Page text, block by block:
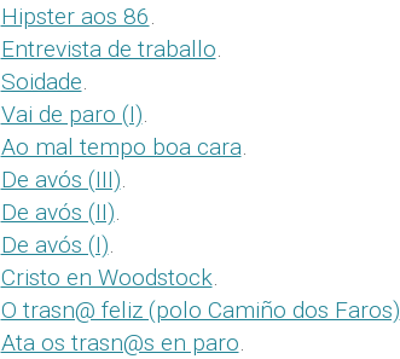
Hipster aos 86.
Entrevista de traballo.
Soidade.
Vai de paro (I).
Ao mal tempo boa cara.
De avós (III).
De avós (II).
De avós (I).
Cristo en Woodstock.
O trasn@ feliz (polo Camiño dos Faros)
Ata os trasn@s en paro.